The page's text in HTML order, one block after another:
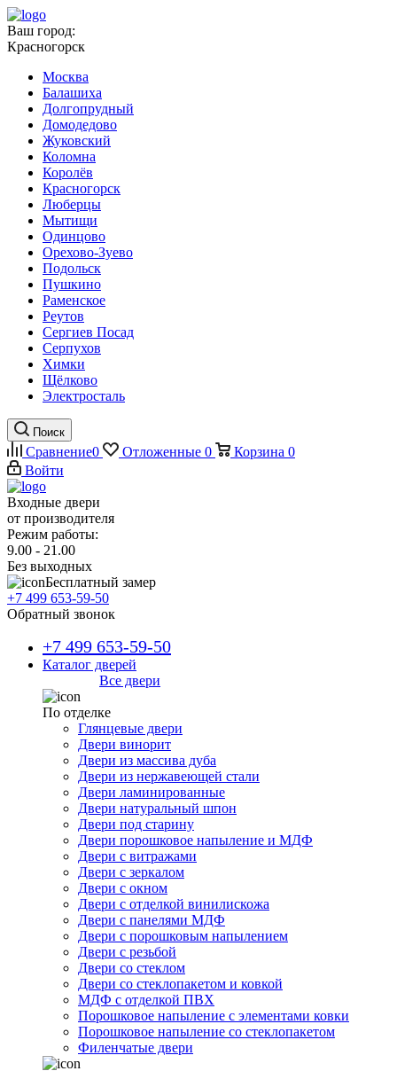
Ваш город:
Красногорск
Москва
Балашиха
Долгопрудный
Домодедово
Жуковский
Коломна
Королёв
Красногорск
Люберцы
Мытищи
Одинцово
Орехово-Зуево
Подольск
Пушкино
Раменское
Реутов
Сергиев Посад
Серпухов
Химки
Щёлково
Электросталь
Поиск
Сравнение0 Отложенные 0 Корзина 0
Войти
Входные двери
от производителя
Режим работы:
9.00 - 21.00
Без выходных
Бесплатный замер
+7 499 653-59-50
Обратный звонок
+7 499 653-59-50
Каталог дверей
Все двери
По отделке
Глянцевые двери
Двери винорит
Двери из массива дуба
Двери из нержавеющей стали
Двери ламинированные
Двери натуральный шпон
Двери под старину
Двери порошковое напыление и МДФ
Двери с витражами
Двери с зеркалом
Двери с окном
Двери с отделкой винилискожа
Двери с панелями МДФ
Двери с порошковым напылением
Двери с резьбой
Двери со стеклом
Двери со стеклопакетом и ковкой
МДФ с отделкой ПВХ
Порошковое напыление с элементами ковки
Порошковое напыление со стеклопакетом
Филенчатые двери